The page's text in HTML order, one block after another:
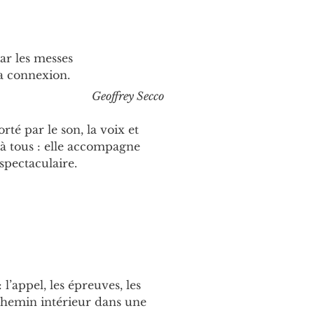
les messes
connexion.
Geoffrey Secco
par le son, la voix et
tous : elle accompagne
les épreuves, les
intérieur dans une